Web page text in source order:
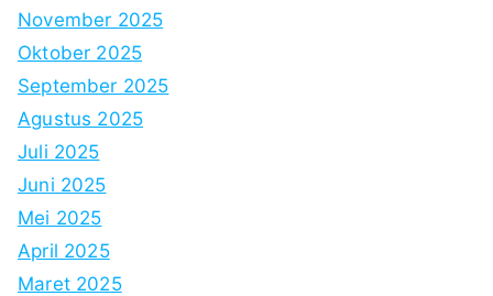
November 2025
Oktober 2025
September 2025
Agustus 2025
Juli 2025
Juni 2025
Mei 2025
April 2025
Maret 2025